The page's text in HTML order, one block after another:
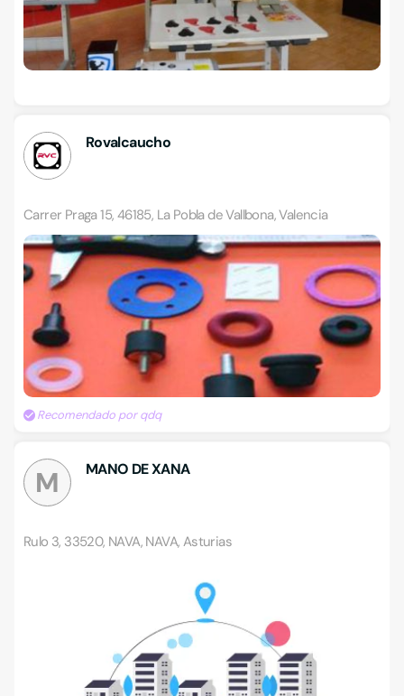
Rovalcaucho
Carrer Praga 15, 46185, La Pobla de Vallbona, Valencia
Recomendado por qdq
M MANO DE XANA
Rulo 3, 33520, NAVA, NAVA, Asturias